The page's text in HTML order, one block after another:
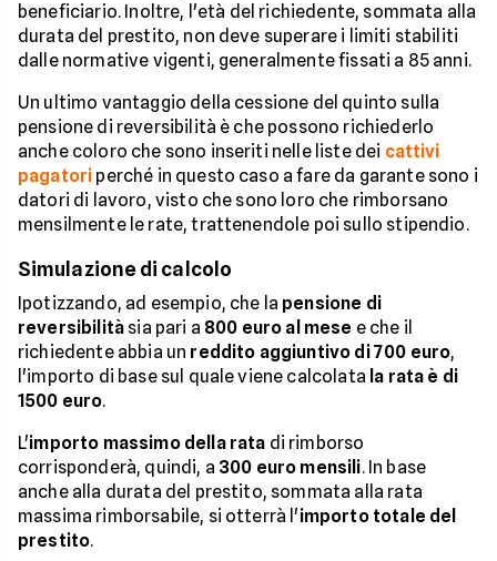
beneficiario. Inoltre, l'età del richiedente, sommata alla
durata del prestito, non deve superare i limiti stabiliti
dalle normative vigenti, generalmente fissati a 85 anni.
Un ultimo vantaggio della cessione del quinto sulla
pensione di reversibilità è che possono richiederlo
anche coloro che sono inseriti nelle liste dei cattivi
pagatori perché in questo caso a fare da garante sono i
datori di lavoro, visto che sono loro che rimborsano
mensilmente le rate, trattenendole poi sullo stipendio.
Simulazione di calcolo
Ipotizzando, ad esempio, che la pensione di
reversibilità sia pari a 800 euro al mese e che il
richiedente abbia un reddito aggiuntivo di 700 euro,
l'importo di base sul quale viene calcolata la rata è di
1500 euro.
L'importo massimo della rata di rimborso
corrisponderà, quindi, a 300 euro mensili. In base
anche alla durata del prestito, sommata alla rata
massima rimborsabile, si otterrà l'importo totale del
prestito.